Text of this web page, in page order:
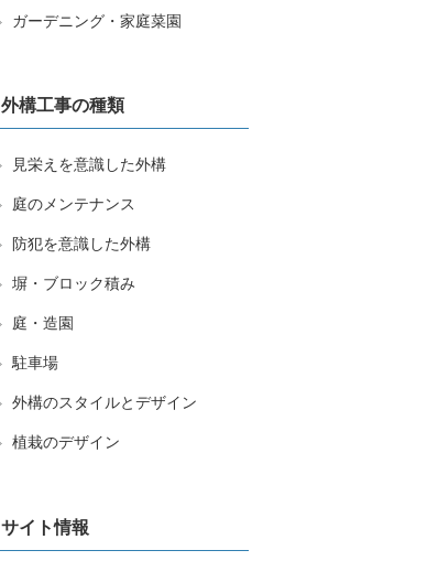
ガーデニング・家庭菜園
外構工事の種類
見栄えを意識した外構
庭のメンテナンス
防犯を意識した外構
塀・ブロック積み
庭・造園
駐車場
外構のスタイルとデザイン
植栽のデザイン
サイト情報